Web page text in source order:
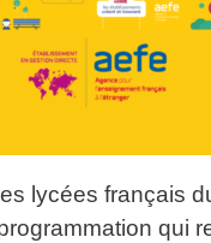
lycées français
qui